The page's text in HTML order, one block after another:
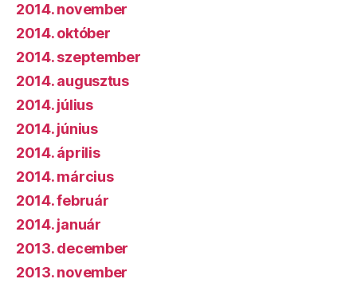
2014. november
2014. október
2014. szeptember
2014. augusztus
2014. július
2014. június
2014. április
2014. március
2014. február
2014. január
2013. december
2013. november